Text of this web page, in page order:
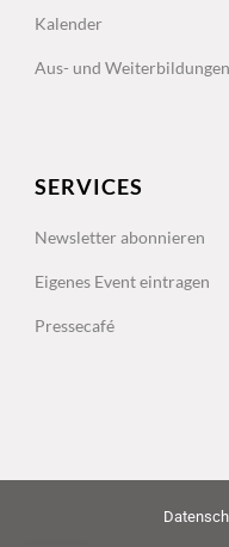
Kalender
Aus- und Weiterbildungen
SERVICES
Newsletter abonnieren
Eigenes Event eintragen
Pressecafé